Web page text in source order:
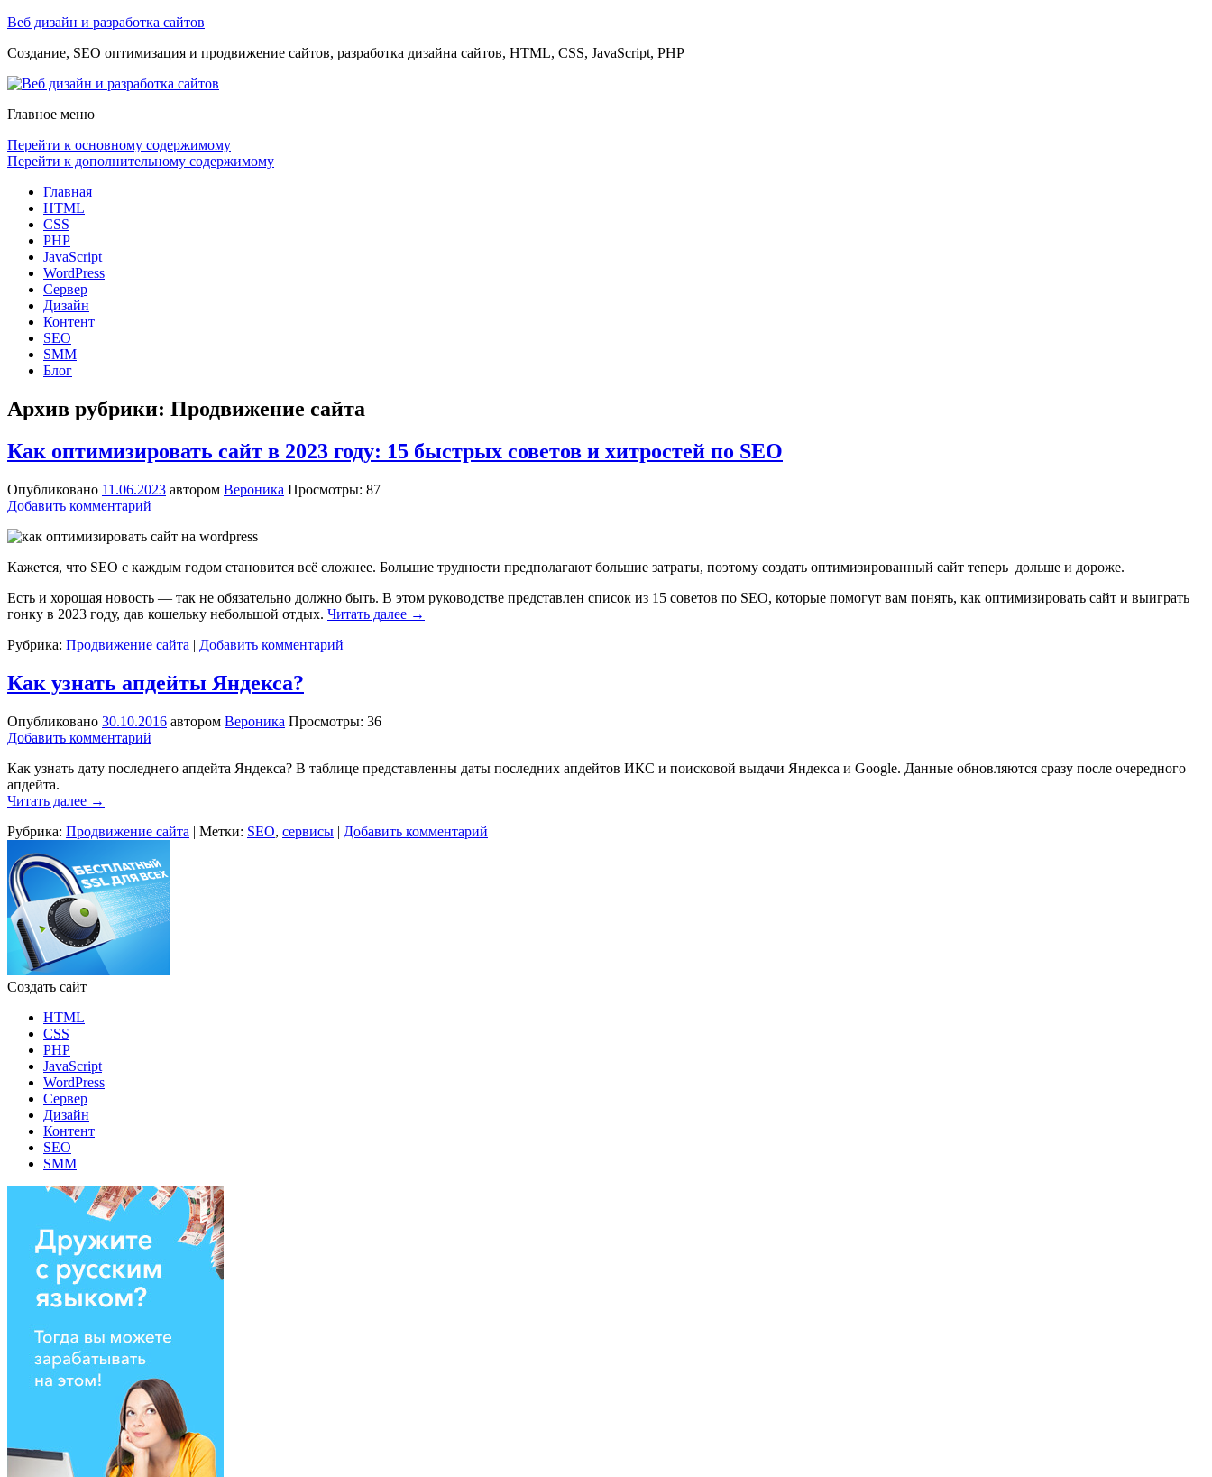
Веб дизайн и разработка сайтов
Создание, SEO оптимизация и продвижение сайтов, разработка дизайна сайтов, HTML, CSS, JavaScript, PHP
Главное меню
Перейти к основному содержимому
Перейти к дополнительному содержимому
Главная
HTML
CSS
PHP
JavaScript
WordPress
Сервер
Дизайн
Контент
SEO
SMM
Блог
Архив рубрики: Продвижение сайта
Как оптимизировать сайт в 2023 году: 15 быстрых советов и хитростей по SEO
Опубликовано 11.06.2023 автором Вероника Просмотры: 87
Добавить комментарий
Кажется, что SEO с каждым годом становится всё сложнее. Большие трудности предполагают большие затраты, поэтому создать оптимизированный сайт теперь дольше и дороже.
Есть и хорошая новость — так не обязательно должно быть. В этом руководстве представлен список из 15 советов по SEO, которые помогут вам понять, как оптимизировать сайт и выиграть
гонку в 2023 году, дав кошельку небольшой отдых. Читать далее →
Рубрика: Продвижение сайта | Добавить комментарий
Как узнать апдейты Яндекса?
Опубликовано 30.10.2016 автором Вероника Просмотры: 36
Добавить комментарий
Как узнать дату последнего апдейта Яндекса? В таблице представленны даты последних апдейтов ИКС и поисковой выдачи Яндекса и Google. Данные обновляются сразу после очередного
апдейта.
Читать далее →
Рубрика: Продвижение сайта | Метки: SEO, сервисы | Добавить комментарий
Создать сайт
HTML
CSS
PHP
JavaScript
WordPress
Сервер
Дизайн
Контент
SEO
SMM